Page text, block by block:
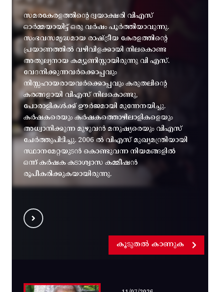
സമരകേരളത്തിൻ്റെ ദ്വയാക്ഷരി വിഎസ്
ഓർമ്മയായിട്ട് ഒരു വർഷം പൂർത്തിയാവുന്നു.
സംഭവസമൃദ്ധമായ രാഷ്ട്രീയ കേരളത്തിന്റെ
പ്രയാണത്തിൽ വഴിവിളക്കായി നിലകൊണ്ട
അതുല്യനായ കമ്യൂണിസ്റ്റായിരുന്നു വി എസ്.
വേദനിക്കുന്നവർക്കൊപ്പവും
നിസ്സഹായരായവർക്കൊപ്പവും കരുതലിന്റെ
കരങ്ങളായി വിഎസ് നിലകൊണ്ടു,
പോരാളികൾക്ക് ഊർജമായി മുന്നേനയിച്ചു.
കർഷകരെയും കർഷകത്തൊഴിലാളികളെയും
അധ്വാനിക്കുന്ന മുഴുവൻ മനുഷ്യരെയും വിഎസ്
ചേർത്തുപിടിച്ചു. 2006 ൽ വിഎസ് മുഖ്യമന്ത്രിയായി
സ്ഥാനമേറ്റയുടൻ കൊണ്ടുവന്ന നിയമങ്ങളിൽ
ഒന്ന് കർഷക കടാശ്വാസ കമ്മീഷൻ
രൂപീകരിക്കുകയായിരുന്നു.
കൂടുതൽ കാണുക